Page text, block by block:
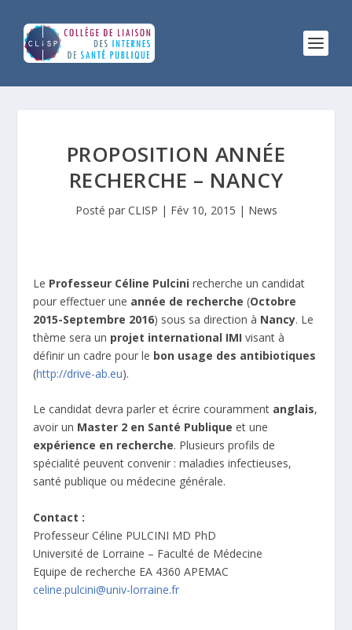
PROPOSITION ANNÉE
RECHERCHE – NANCY
Posté par CLISP | Fév 10, 2015 | News
Le Professeur Céline Pulcini recherche un candidat
pour effectuer une année de recherche (Octobre
2015-Septembre 2016) sous sa direction à Nancy. Le
thème sera un projet international IMI visant à
définir un cadre pour le bon usage des antibiotiques
(http://drive-ab.eu).
Le candidat devra parler et écrire couramment anglais,
avoir un Master 2 en Santé Publique et une
expérience en recherche. Plusieurs profils de
spécialité peuvent convenir : maladies infectieuses,
santé publique ou médecine générale.
Contact :
Professeur Céline PULCINI MD PhD
Université de Lorraine – Faculté de Médecine
Equipe de recherche EA 4360 APEMAC
celine.pulcini@univ-lorraine.fr